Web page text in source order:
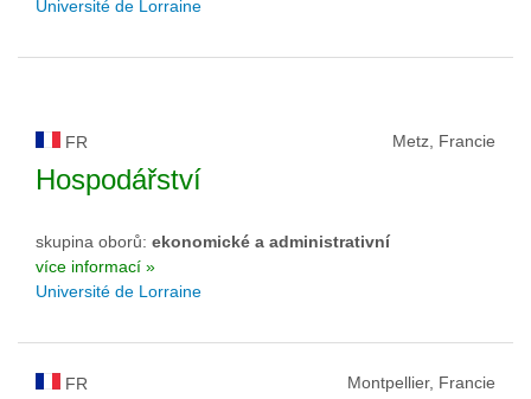
Université de Lorraine
FR Metz, Francie
Hospodářství
skupina oborů: ekonomické a administrativní
více informací »
Université de Lorraine
FR Montpellier, Francie